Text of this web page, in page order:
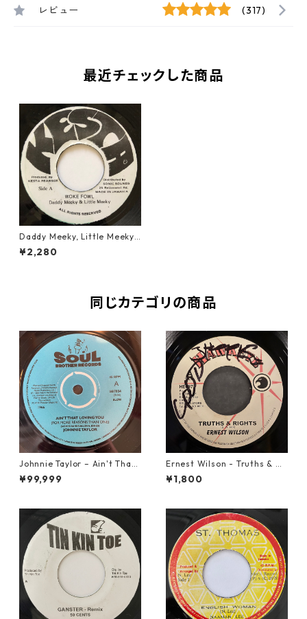
レビュー (317)
最近チェックした商品
Daddy Meeky, Little Meeky
- Woke Fowl 【7-20566】
¥2,280
同じカテゴリの商品
Johnnie Taylor – Ain't That
Loving You【7-21684】
¥99,999
Ernest Wilson - Truths & Ri
ghts【7-21652】
¥1,800